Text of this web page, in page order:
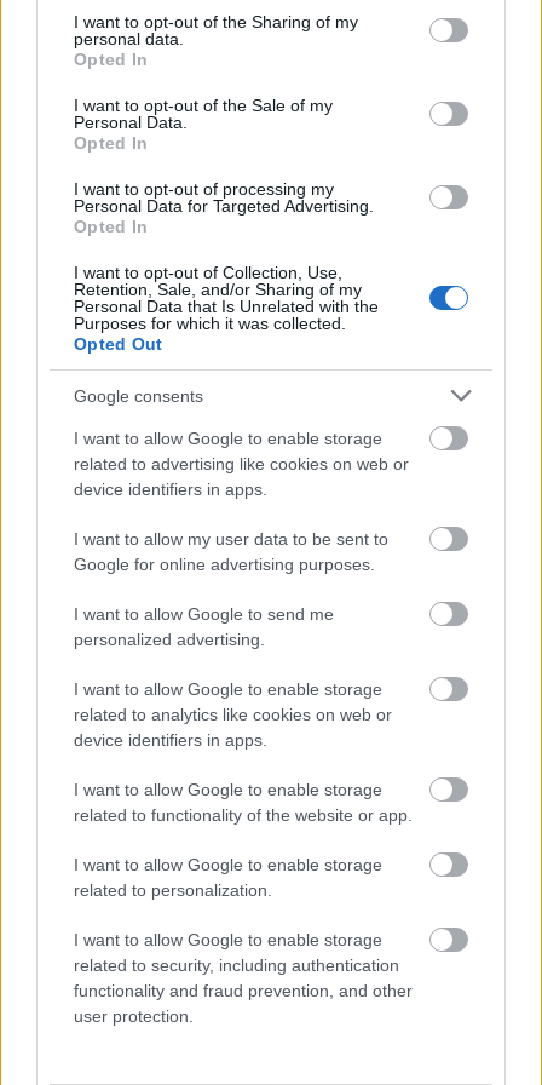
not limited to your visit or usage behaviour. You may click to
grant or deny consent to Google and its third-party tags to
use your data for below specified purposes in below Google
consent section.
I want to opt-out of the Sharing of my
personal data.
Opted In
I want to opt-out of the Sale of my
Personal Data.
Opted In
I want to opt-out of processing my
Personal Data for Targeted Advertising.
Opted In
I want to opt-out of Collection, Use,
Retention, Sale, and/or Sharing of my
Personal Data that Is Unrelated with the
Purposes for which it was collected.
Opted Out
Google consents
I want to allow Google to enable storage
related to advertising like cookies on web or
device identifiers in apps.
I want to allow my user data to be sent to
Google for online advertising purposes.
I want to allow Google to send me
personalized advertising.
I want to allow Google to enable storage
related to analytics like cookies on web or
device identifiers in apps.
I want to allow Google to enable storage
related to functionality of the website or app.
I want to allow Google to enable storage
related to personalization.
I want to allow Google to enable storage
related to security, including authentication
functionality and fraud prevention, and other
user protection.
A víz világnapja
Israeli Embassy •2022. március 22.
Az ENSZ kezdeményezésére
ünnepeljük aVíz Világnapját. A nemzetközi esemény
célja, hogy felhívja a figyelmet a tiszta víz ...
Innovatív megoldások segítik a
természeti erőforrások hatékony
használatát
Israeli Embassy•2021. július 27.